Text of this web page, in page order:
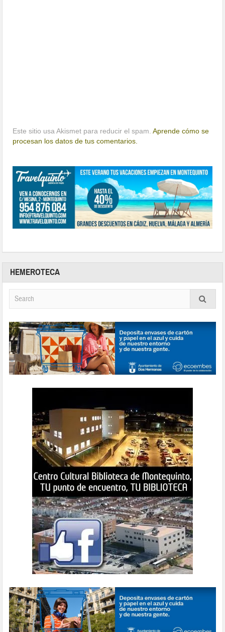
Este sitio usa Akismet para reducir el spam.Aprende cómo se
procesan los datos de tus comentarios.
HEMEROTECA